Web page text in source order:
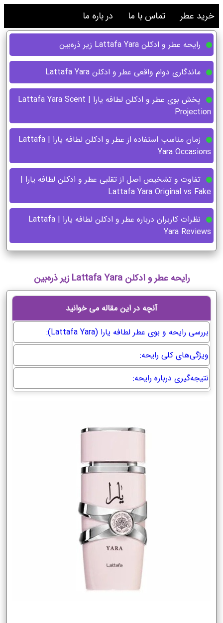
خرید عطر تماس با ما در باره ما
رایحه عطر و ادکلن Lattafa Yara زیر ذره‌بین
ماندگاری دوام واقعی عطر و ادکلن Lattafa Yara
پخش بوی عطر و ادکلن لطافه یارا | Lattafa Yara Scent
Projection
زمان مناسب استفاده از عطر و ادکلن لطافه یارا | Lattafa
Yara Occasions
تفاوت و تشخیص اصل از تقلبی عطر و ادکلن لطافه یارا |
Lattafa Yara Original vs Fake
نظرات کاربران درباره عطر و ادکلن لطافه یارا | Lattafa
Yara Reviews
رایحه عطر و ادکلن Lattafa Yara زیر ذره‌بین
آنچه در این مقاله می خوانید
بررسی رایحه و بوی عطر لطافه یارا (Lattafa Yara):
ویژگی‌های کلی رایحه:
نتیجه‌گیری درباره رایحه: